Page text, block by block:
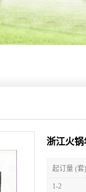
浙江火锅
起订量 (套)
1-2